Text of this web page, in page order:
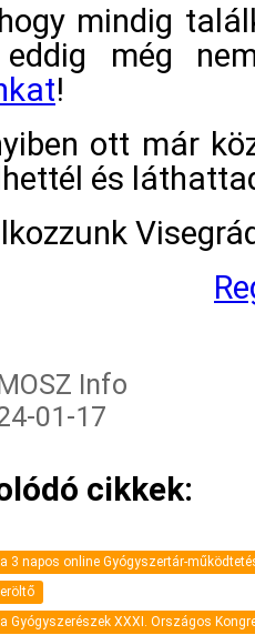
mindig
még
!
ott már
és
Info
01-17
cikkek:
3 napos online Gyógyszertár-
Gyógyszerészek XXXI. Országos